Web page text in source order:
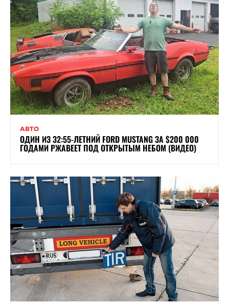
АВТО
ОДИН ИЗ 32:55-ЛЕТНИЙ FORD MUSTANG ЗА $200 000
ГОДАМИ РЖАВЕЕТ ПОД ОТКРЫТЫМ НЕБОМ (ВИДЕО)